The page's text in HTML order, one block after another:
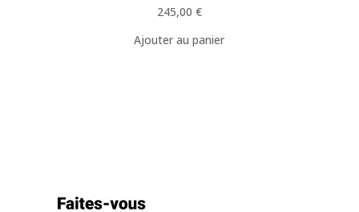
245,00 €
Ajouter au panier